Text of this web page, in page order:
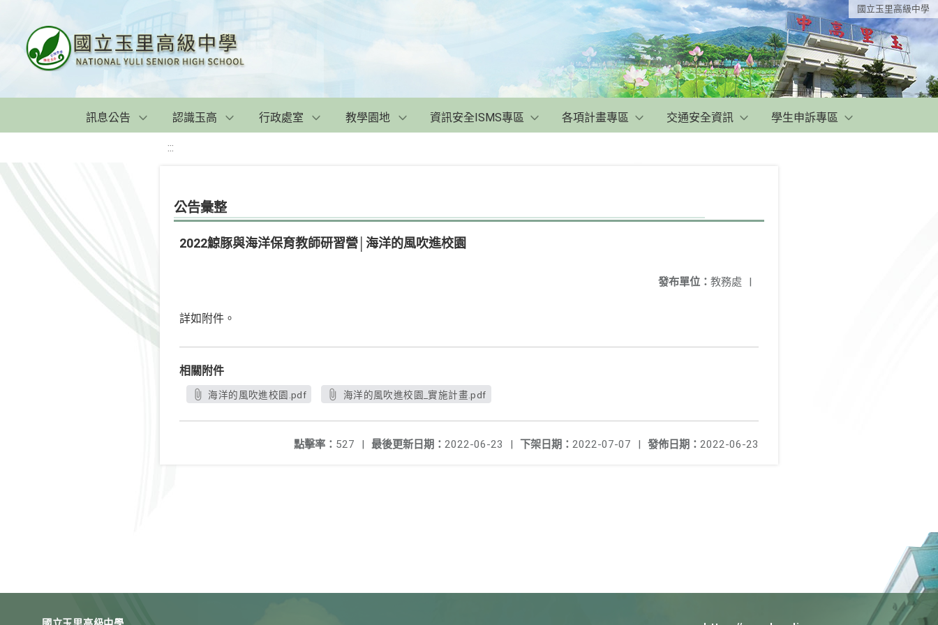
國立玉里高級中學
訊息公告 認識玉高 行政處室 教學園地 資訊安全ISMS專區 各項計畫專區 交通安全資訊 學生申訴專區
:::
公告彙整
2022鯨豚與海洋保育教師研習營│海洋的風吹進校園
發布單位： 教務處 |
詳如附件。
相關附件
海洋的風吹進校園.pdf 海洋的風吹進校園_實施計畫.pdf
發佈日期： 2022-06-23
下架日期： 2022-07-07 |
最後更新日期： 2022-06-23 |
點擊率： 527 |